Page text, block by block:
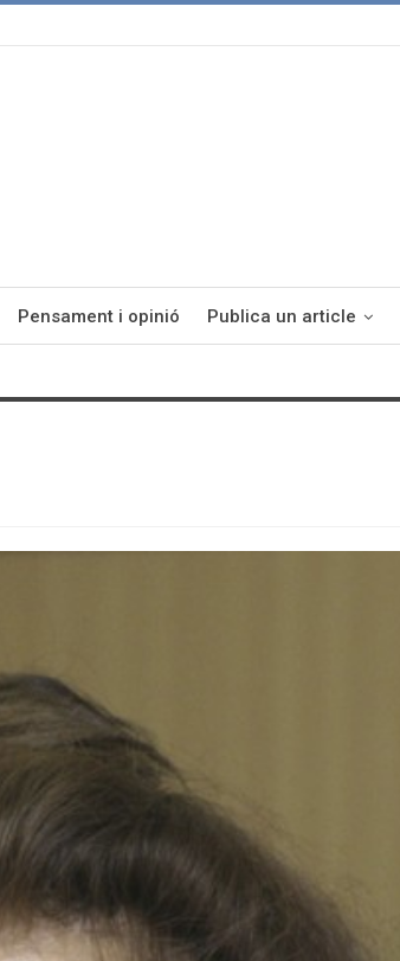
Pensament i opinió Publica un article